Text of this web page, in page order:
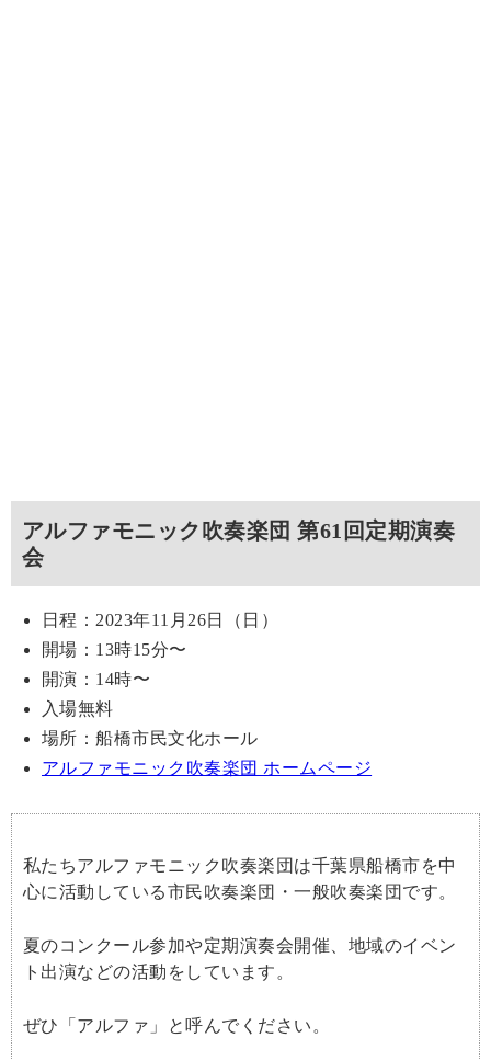
アルファモニック吹奏楽団 第61回定期演奏
会
日程：2023年11月26日（日）
開場：13時15分〜
開演：14時〜
入場無料
場所：船橋市民文化ホール
アルファモニック吹奏楽団 ホームページ
私たちアルファモニック吹奏楽団は千葉県船橋市を中
心に活動している市民吹奏楽団・一般吹奏楽団です。
夏のコンクール参加や定期演奏会開催、地域のイベン
ト出演などの活動をしています。
ぜひ「アルファ」と呼んでください。